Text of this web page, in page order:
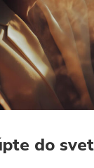
do